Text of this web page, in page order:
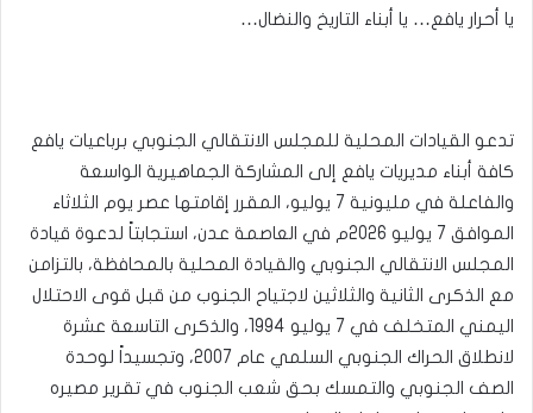
يا أحرار يافع… يا أبناء التاريخ والنضال…
تدعو القيادات المحلية للمجلس الانتقالي الجنوبي برباعيات يافع
كافة أبناء مديريات يافع إلى المشاركة الجماهيرية الواسعة
والفاعلة في مليونية 7 يوليو، المقرر إقامتها عصر يوم الثلاثاء
الموافق 7 يوليو 2026م في العاصمة عدن، استجابتاً لدعوة قيادة
المجلس الانتقالي الجنوبي والقيادة المحلية بالمحافظة، بالتزامن
مع الذكرى الثانية والثلاثين لاجتياح الجنوب من قبل قوى الاحتلال
اليمني المتخلف في 7 يوليو 1994، والذكرى التاسعة عشرة
لانطلاق الحراك الجنوبي السلمي عام 2007، وتجسيداً لوحدة
الصف الجنوبي والتمسك بحق شعب الجنوب في تقرير مصيره